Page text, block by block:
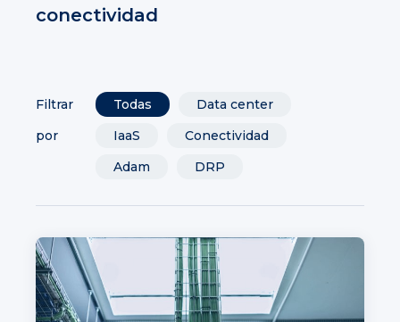
conectividad
Filtrar
por
Todas
Data center
IaaS
Conectividad
Adam
DRP